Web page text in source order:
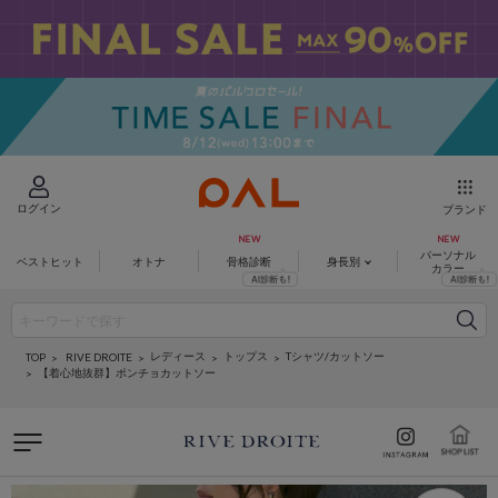
ログイン ブランド
ベストヒット オトナ 骨格診断 身長別
パーソナル
カラー
TOP RIVE DROITE レディース トップス
Tシャツ/カットソー
【着心地抜群】ポンチョカットソー